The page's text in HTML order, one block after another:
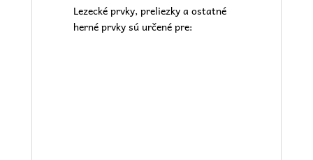
Lezecké prvky, preliezky a ostatné
herné prvky sú určené pre: